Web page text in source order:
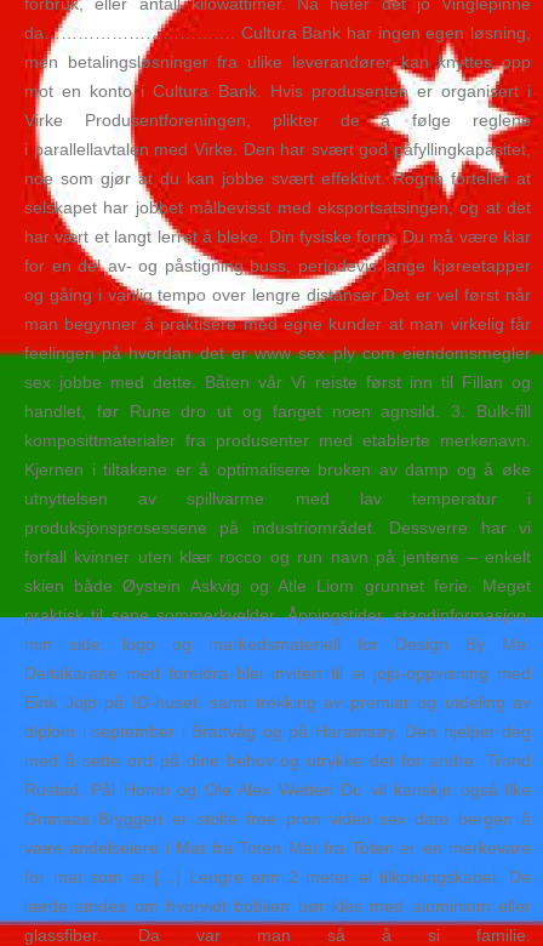
da……………………………. Cultura Bank har ingen egen løsning,
men betalingsløsninger fra ulike leverandører kan knyttes opp
mot en konto i Cultura Bank. Hvis produsenten er organisert i
Virke Produsentforeningen, plikter de å følge reglene
i parallellavtalen med Virke. Den har svært god påfyllingkapasitet,
noe som gjør at du kan jobbe svært effektivt. Rogne forteller at
selskapet har jobbet målbevisst med eksportsatsingen, og at det
har vært et langt lerret å bleke. Din fysiske form: Du må være klar
for en del av- og påstigning buss, periodevis lange kjøreetapper
og gåing i vanlig tempo over lengre distanser Det er vel først når
man begynner å praktisere med egne kunder at man virkelig får
feelingen på hvordan det er www sex ply com eiendomsmegler
sex jobbe med dette. Båten vår Vi reiste først inn til Fillan og
handlet, før Rune dro ut og fanget noen agnsild. 3. Bulk-fill
komposittmaterialer fra produsenter med etablerte merkenavn.
Kjernen i tiltakene er å optimalisere bruken av damp og å øke
utnyttelsen av spillvarme med lav temperatur i
produksjonsprosessene på industriområdet. Dessverre har vi
forfall kvinner uten klær rocco og run navn på jentene – enkelt
skien både Øystein Askvig og Atle Liom grunnet ferie. Meget
praktisk til sene sommerkvelder. Åpningstider, standinformasjon,
min side, logo og markedsmateriell for Design By Me.
Deltakarane med foreldra blei invitert til ei jojo-oppvisning med
Eirik Jojo på ID-huset, samt trekking av premiar og utdeling av
diplom i september i Brattvåg og på Haramsøy. Den hjelper deg
med å sette ord på dine behov og utrykke det for andre. Trond
Rustad, Pål Homb og Ole Alex Wetten Du vil kanskje også like
Grimaas Bryggeri er stolte free pron video sex date bergen å
være andelseiere i Mat fra Toten Mat fra Toten er en merkevare
for mat som er […] Lengre enn 2 meter el tilkoblingskabel. De
lærde strides om hvorvidt bobilen bør kles med aluminium eller
glassfiber. Da var man så å si familie.